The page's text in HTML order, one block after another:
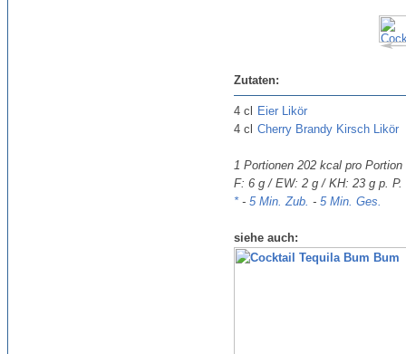
Zutaten:
4 cl
4 cl
Eier Likör
Cherry Brandy Kirsch Likör
1 Portionen 202 kcal pro Portion
F: 6 g / EW: 2 g / KH: 23 g p. P.
*- 5 Min. Zub. - 5 Min. Ges.
siehe auch: